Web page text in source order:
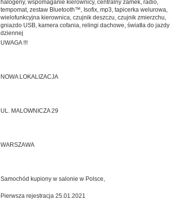
halogeny, wspomaganie kierownicy, centralny zamek, radio,
tempomat, zestaw Bluetooth™, Isofix, mp3, tapicerka welurowa,
wielofunkcyjna kierownica, czujnik deszczu, czujnik zmierzchu,
gniazdo USB, kamera cofania, relingi dachowe, światła do jazdy
dziennej
UWAGA !!!
NOWA LOKALIZACJA
UL. MALOWNICZA 29
WARSZAWA
Samochód kupiony w salonie w Polsce,
Pierwsza rejestracja 25.01.2021